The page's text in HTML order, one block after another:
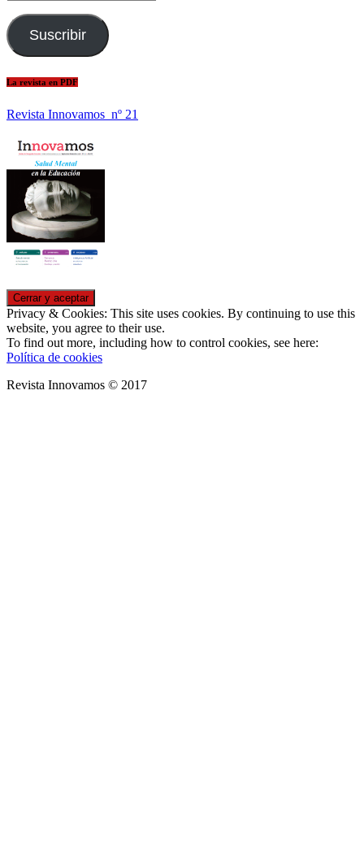
de
email
Suscribir
La revista en PDF
Revista Innovamos nº 21
Privacy & Cookies: This site uses cookies. By continuing to use this
website, you agree to their use.
To find out more, including how to control cookies, see here:
Política de cookies
Revista Innovamos © 2017